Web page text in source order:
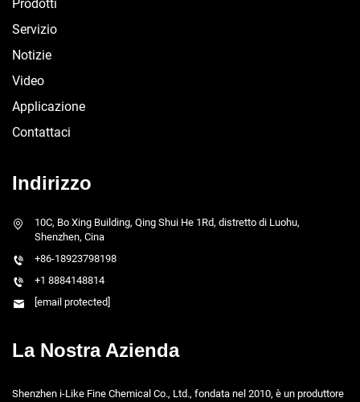
Prodotti
Servizio
Notizie
Video
Applicazione
Contattaci
Indirizzo
10C, Bo Xing Building, Qing Shui He 1Rd, distretto di Luohu,
Shenzhen, Cina
+86-18923798198
+1 8884148814
[email protected]
La Nostra Azienda
Shenzhen i-Like Fine Chemical Co., Ltd., fondata nel 2010, è un produttore